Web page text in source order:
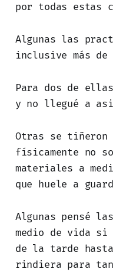
por todas estas
Algunas las
inclusive más de
Para dos de
y no llegué a
Otras se
físicamente no
materiales a
que huele a
Algunas pensé
medio de vida
de la tarde
rindiera para